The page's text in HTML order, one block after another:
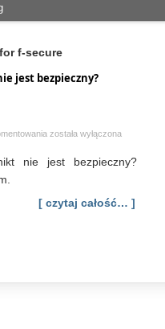
f-secure
jest bezpieczny?
Nowa
wirusów:
jest
została wyłączona
nie jest bezpieczny?
[ czytaj całość… ]